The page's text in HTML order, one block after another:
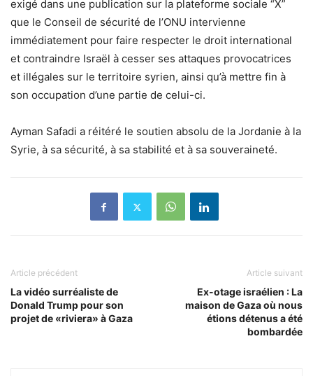
exigé dans une publication sur la plateforme sociale “X”
que le Conseil de sécurité de l’ONU intervienne
immédiatement pour faire respecter le droit international
et contraindre Israël à cesser ses attaques provocatrices
et illégales sur le territoire syrien, ainsi qu’à mettre fin à
son occupation d’une partie de celui-ci.
Ayman Safadi a réitéré le soutien absolu de la Jordanie à la
Syrie, à sa sécurité, à sa stabilité et à sa souveraineté.
Article précédent
La vidéo surréaliste de
Donald Trump pour son
projet de «riviera» à Gaza
Article suivant
Ex-otage israélien : La
maison de Gaza où nous
étions détenus a été
bombardée